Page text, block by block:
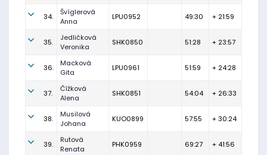
34.
Švíglerová
Anna
LPU0952 49:30 + 21:59
35.
Jedličková
Veronika
SHK0850 51:28 + 23:57
36.
Macková
Gita
LPU0961 51:59 + 24:28
37.
Čížková
Alena
SHK0851 54:04 + 26:33
38.
Musilová
Johana
KUO0899 57:55 + 30:24
39.
Rutová
Renata
PHK0959 69:27 + 41:56